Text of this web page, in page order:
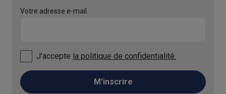
Votre adresse e-mail
J'accepte la politique de confidentialité.
M'inscrire